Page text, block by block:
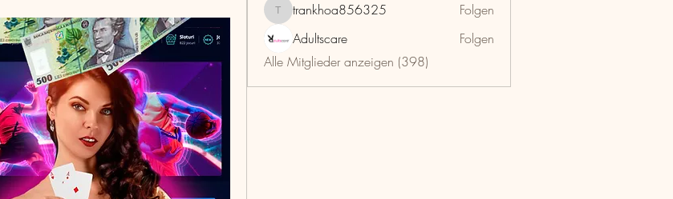
trankhoa856325
trankhoa856325
Folgen
Adultscare
Folgen
Alle Mitglieder anzeigen (398)